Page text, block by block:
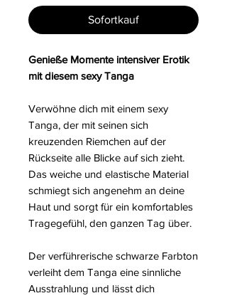
Sofortkauf
Genieße Momente intensiver Erotik
mit diesem sexy Tanga
Verwöhne dich mit einem sexy
Tanga, der mit seinen sich
kreuzenden Riemchen auf der
Rückseite alle Blicke auf sich zieht.
Das weiche und elastische Material
schmiegt sich angenehm an deine
Haut und sorgt für ein komfortables
Tragegefühl, den ganzen Tag über.
Der verführerische schwarze Farbton
verleiht dem Tanga eine sinnliche
Ausstrahlung und lässt dich